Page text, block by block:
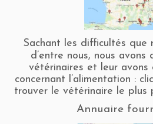
Sachant les difficultés que
d’entre nous, nous
vétérinaires et leur avons
concernant l’alimentation :
trouver le vétérinaire le plus
Annuaire